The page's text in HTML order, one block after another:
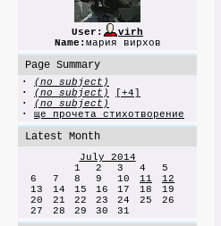
User:
virh
Name: мария вирхов
Page Summary
· (no subject)
· (no subject)
[+4]
· (no subject)
· ще прочета стихотворение
Latest Month
July 2014
1
2 3 4
5
6
7 8 9 10 11
12
13
14 15 16 17 18
19
20
21 22 23 24 25
26
27
28 29 30 31